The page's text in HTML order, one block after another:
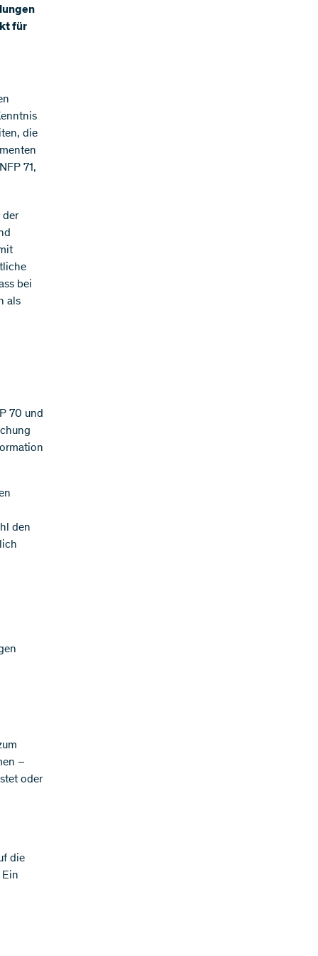
für
die
71,
der
bei
als
70 und
den
–
oder
die
Ein